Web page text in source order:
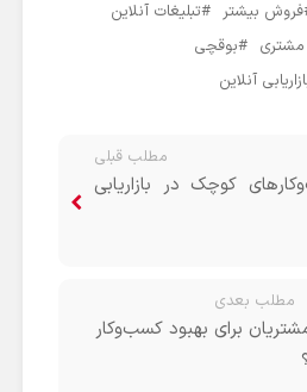
فروش بیشتر
تبلیغات آنلاین
بوقچی
آنلاین
مطلب قبلی
کوچک در بازاریابی
مطلب بعدی
برای بهبود کسب‌وکار